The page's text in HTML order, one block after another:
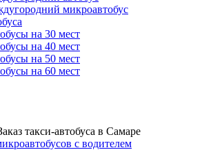
микроавтобус
на 30 мест
на 40 мест
на 50 мест
на 60 мест
такси-автобуса в Самаре
с водителем